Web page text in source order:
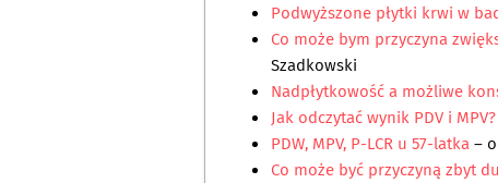
Podwyższone płytki krwi w
Co może bym przyczyna
Szadkowski
Nadpłytkowość a możliwe
Jak odczytać wynik PDV i MPV?
PDW, MPV, P-LCR u 57-latka–
Co może być przyczyną zbyt